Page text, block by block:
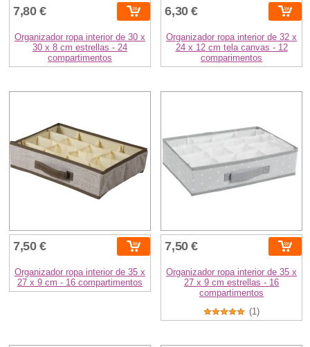
7,80 €
Organizador ropa interior de 30 x
30 x 8 cm estrellas - 24
compartimentos
6,30 €
Organizador ropa interior de 32 x
24 x 12 cm tela canvas - 12
comparimentos
7,50 €
Organizador ropa interior de 35 x
27 x 9 cm - 16 compartimentos
7,50 €
Organizador ropa interior de 35 x
27 x 9 cm estrellas - 16
compartimentos
(1)